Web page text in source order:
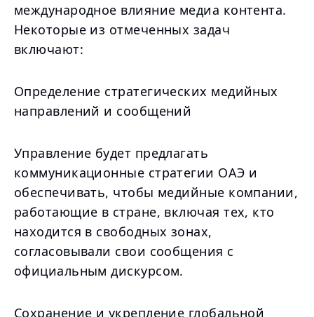
международное влияние медиа контента.
Некоторые из отмеченных задач
включают:
Определение стратегических медийных
направлений и сообщений
Управление будет предлагать
коммуникационные стратегии ОАЭ и
обеспечивать, чтобы медийные компании,
работающие в стране, включая тех, кто
находится в свободных зонах,
согласовывали свои сообщения с
официальным дискурсом.
Сохранение и укрепление глобальной